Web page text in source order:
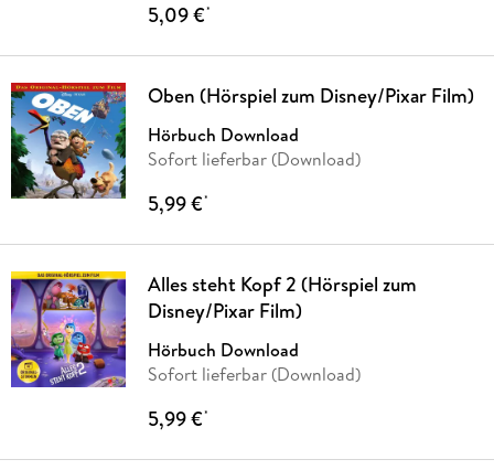
5,09 €*
Oben (Hörspiel zum Disney/Pixar Film)
Hörbuch Download
Sofort lieferbar (Download)
5,99 €*
Alles steht Kopf 2 (Hörspiel zum
Disney/Pixar Film)
Hörbuch Download
Sofort lieferbar (Download)
5,99 €*